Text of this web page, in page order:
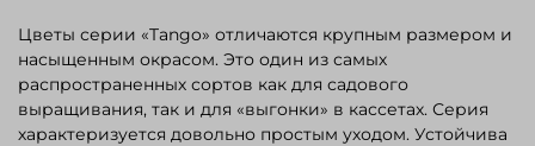
Цветы серии «Tango» отличаются крупным размером и
насыщенным окрасом. Это один из самых
распространенных сортов как для садового
выращивания, так и для «выгонки» в кассетах. Серия
характеризуется довольно простым уходом. Устойчива